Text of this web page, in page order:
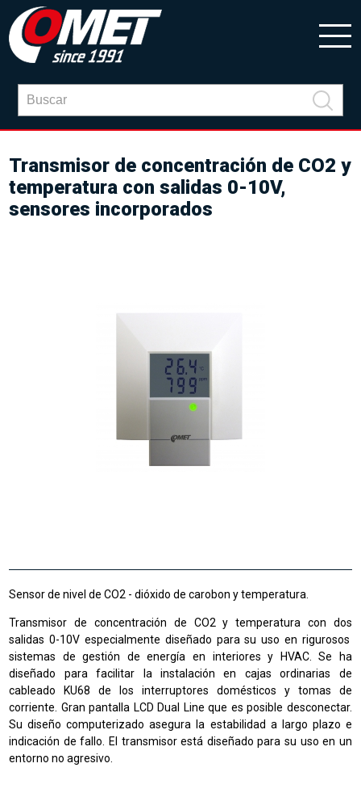
Transmisor de concentración de CO2 y
temperatura con salidas 0-10V,
sensores incorporados
Sensor de nivel de CO2 - dióxido de carobon y temperatura.
Transmisor de concentración de CO2 y temperatura con dos
salidas 0-10V especialmente diseñado para su uso en rigurosos
sistemas de gestión de energía en interiores y HVAC. Se ha
diseñado para facilitar la instalación en cajas ordinarias de
cableado KU68 de los interruptores domésticos y tomas de
corriente. Gran pantalla LCD Dual Line que es posible desconectar.
Su diseño computerizado asegura la estabilidad a largo plazo e
indicación de fallo. El transmisor está diseñado para su uso en un
entorno no agresivo.